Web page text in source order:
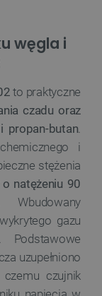
węgla i
to praktyczne
czadu oraz
propan-butan.
i
stężenia
natężeniu 90
Wbudowany
gazu
Podstawowe
uzupełniono
czujnik